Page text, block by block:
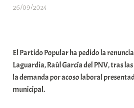
26/09/2024
a
r
E
El Partido Popular ha pedido la
Laguardia, Raúl García del PNV, tras
la demanda por acoso laboral
municipal.